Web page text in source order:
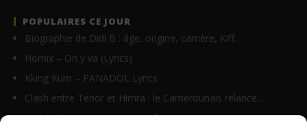
POPULAIRES CE JOUR
Biographie de Didi B : âge, origine, carrière, Kiff…
Homix – On y va (Lyrics)
Kking Kum – PANADOL Lyrics
Clash entre Tenor et Himra : le Camerounais relance…
Vodun Days : vers une nouvelle formule pour le grand…